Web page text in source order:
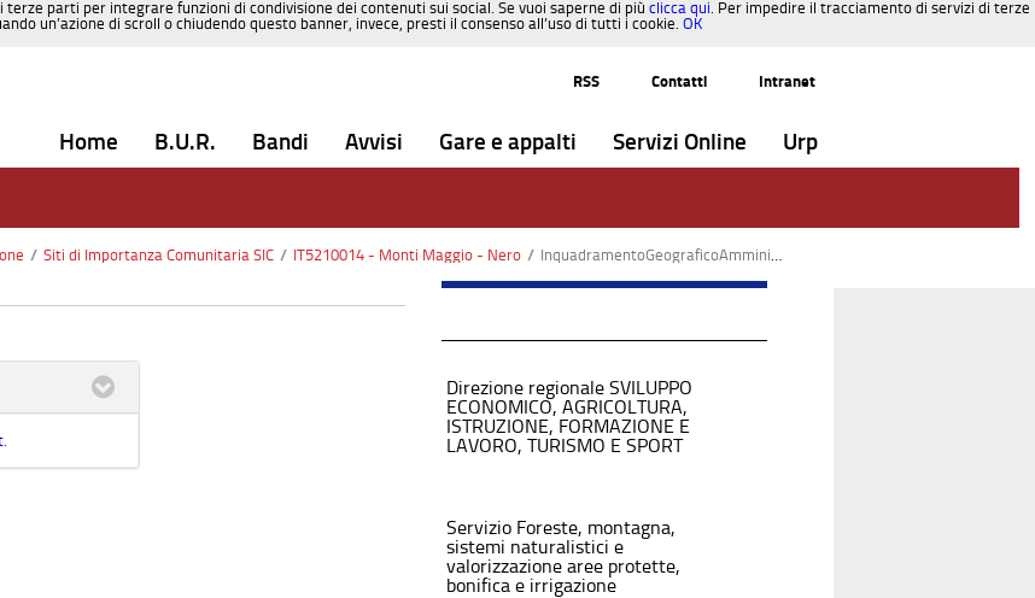
parti per integrare funzioni di condivisione dei contenuti sui social. Se vuoi saperne di più clicca qui. Per impedire il tracciamento di servizi di terze
un’azione di scroll o chiudendo questo banner, invece, presti il consenso all’uso di tutti i cookie. OK
RSS
Contatti Intranet
Home B.U.R. Bandi Avvisi Gare e appalti Servizi Online Urp
/ Siti di Importanza Comunitaria SIC / IT5210014 - Monti Maggio - Nero / InquadramentoGeograficoAmministrativo SICIT5210014.pdf
Direzione regionale SVILUPPO
ECONOMICO, AGRICOLTURA,
ISTRUZIONE, FORMAZIONE E
LAVORO, TURISMO E SPORT
Servizio Foreste, montagna,
sistemi naturalistici e
valorizzazione aree protette,
bonifica e irrigazione